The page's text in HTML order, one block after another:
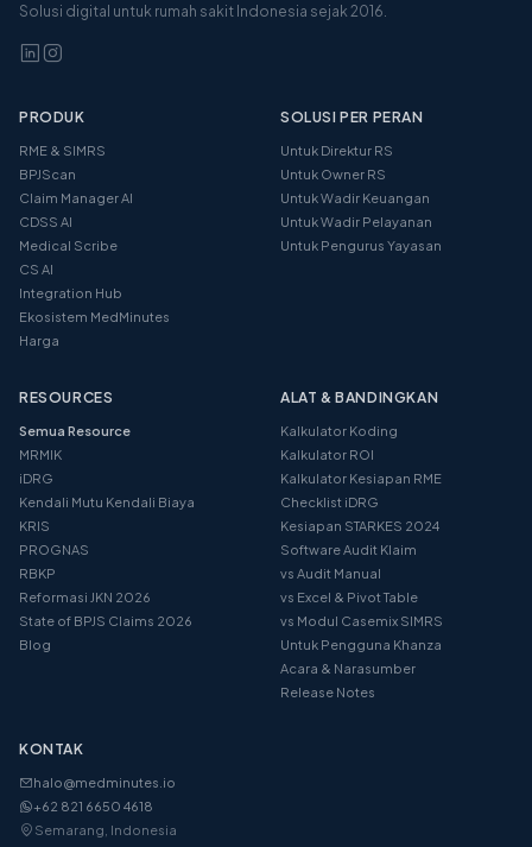
Solusi digital untuk rumah sakit Indonesia sejak 2016.
PRODUK
RME & SIMRS
BPJScan
Claim Manager AI
CDSS AI
Medical Scribe
CS AI
Integration Hub
Ekosistem MedMinutes
Harga
SOLUSI PER PERAN
Untuk Direktur RS
Untuk Owner RS
Untuk Wadir Keuangan
Untuk Wadir Pelayanan
Untuk Pengurus Yayasan
RESOURCES
Semua Resource
MRMIK
iDRG
Kendali Mutu Kendali Biaya
KRIS
PROGNAS
RBKP
Reformasi JKN 2026
State of BPJS Claims 2026
Blog
ALAT & BANDINGKAN
Kalkulator Koding
Kalkulator ROI
Kalkulator Kesiapan RME
Checklist iDRG
Kesiapan STARKES 2024
Software Audit Klaim
vs Audit Manual
vs Excel & Pivot Table
vs Modul Casemix SIMRS
Untuk Pengguna Khanza
Acara & Narasumber
Release Notes
KONTAK
halo@medminutes.io
+62 821 6650 4618
Semarang, Indonesia